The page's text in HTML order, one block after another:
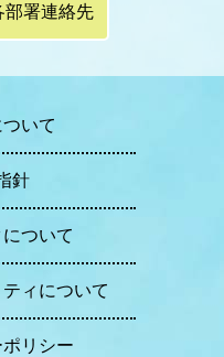
部署連絡先
いて
針
ついて
ィについて
リシー